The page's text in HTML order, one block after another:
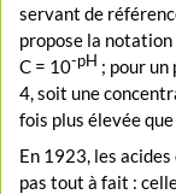
servant de
propose la notation
C = 10-pH ; pour
4, soit une
fois plus élevée
En 1923, les
pas tout à fait :